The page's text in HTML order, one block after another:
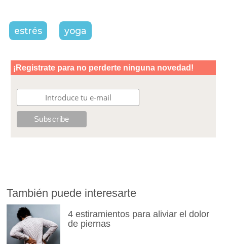
estrés yoga
También puede interesarte
4 estiramientos para aliviar el dolor
de piernas